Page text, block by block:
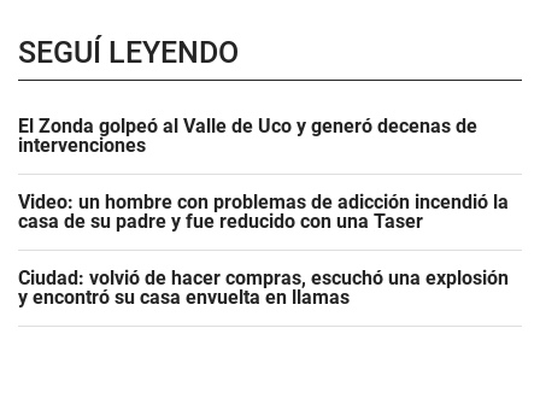
SEGUÍ LEYENDO
El Zonda golpeó al Valle de Uco y generó decenas de
intervenciones
Video: un hombre con problemas de adicción incendió la
casa de su padre y fue reducido con una Taser
Ciudad: volvió de hacer compras, escuchó una explosión
y encontró su casa envuelta en llamas